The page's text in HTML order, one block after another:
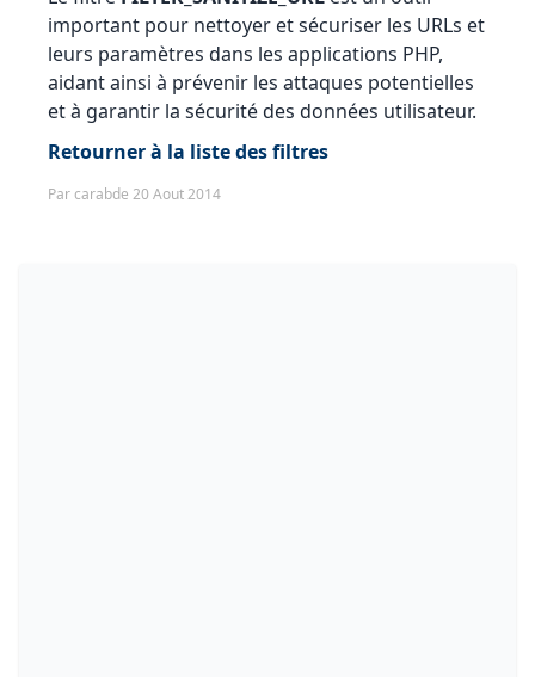
important pour nettoyer et sécuriser les URLs et
leurs paramètres dans les applications PHP,
aidant ainsi à prévenir les attaques potentielles
et à garantir la sécurité des données utilisateur.
Retourner à la liste des filtres
Par carabde 20 Aout 2014